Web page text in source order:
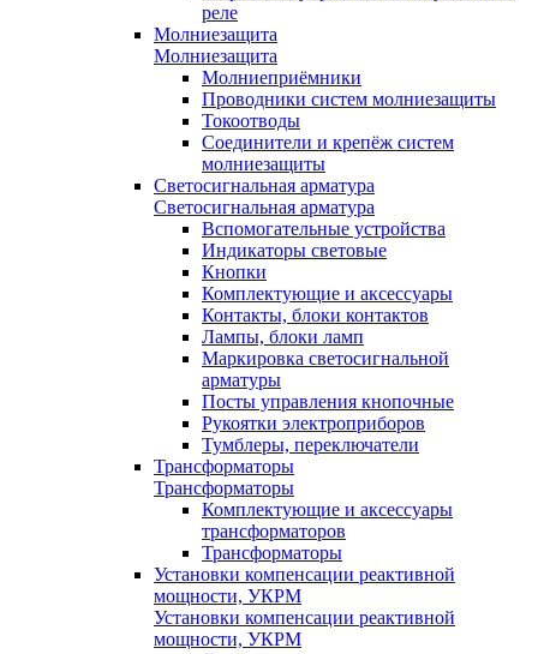
реле
Молниезащита
Молниезащита
Молниеприёмники
Проводники систем молниезащиты
Токоотводы
Соединители и крепёж систем
молниезащиты
Светосигнальная арматура
Светосигнальная арматура
Вспомогательные устройства
Индикаторы световые
Кнопки
Комплектующие и аксессуары
Контакты, блоки контактов
Лампы, блоки ламп
Маркировка светосигнальной
арматуры
Посты управления кнопочные
Рукоятки электроприборов
Тумблеры, переключатели
Трансформаторы
Трансформаторы
Комплектующие и аксессуары
трансформаторов
Трансформаторы
Установки компенсации реактивной
мощности, УКРМ
Установки компенсации реактивной
мощности, УКРМ